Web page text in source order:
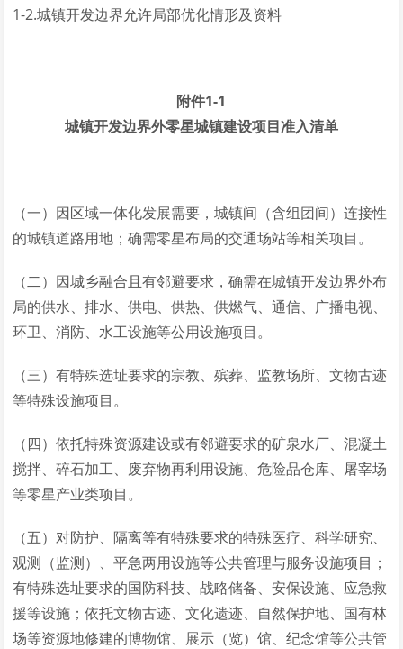
1-2.城镇开发边界允许局部优化情形及资料
附件1-1
城镇开发边界外零星城镇建设项目准入清单
（一）因区域一体化发展需要，城镇间（含组团间）连接性
的城镇道路用地；确需零星布局的交通场站等相关项目。
（二）因城乡融合且有邻避要求，确需在城镇开发边界外布
局的供水、排水、供电、供热、供燃气、通信、广播电视、
环卫、消防、水工设施等公用设施项目。
（三）有特殊选址要求的宗教、殡葬、监教场所、文物古迹
等特殊设施项目。
（四）依托特殊资源建设或有邻避要求的矿泉水厂、混凝土
搅拌、碎石加工、废弃物再利用设施、危险品仓库、屠宰场
等零星产业类项目。
（五）对防护、隔离等有特殊要求的特殊医疗、科学研究、
观测（监测）、平急两用设施等公共管理与服务设施项目；
有特殊选址要求的国防科技、战略储备、安保设施、应急救
援等设施；依托文物古迹、文化遗迹、自然保护地、国有林
场等资源地修建的博物馆、展示（览）馆、纪念馆等公共管